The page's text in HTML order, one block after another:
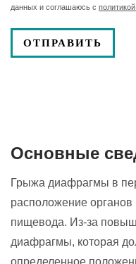
данных и соглашаюсь с
Основные
Грыжа диафрагмы в
расположение
пищевода. Из-за
диафрагмы, которая
определенное